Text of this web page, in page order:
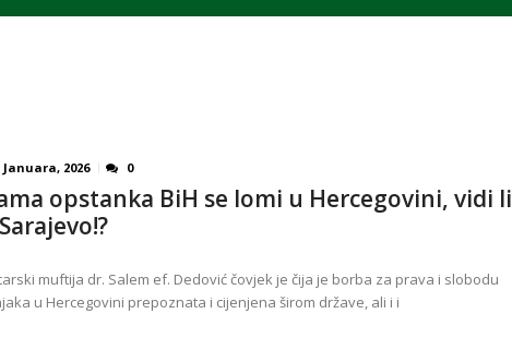
Januara, 2026 0
opstanka BiH se lomi u Hercegovini, vidi li
muftija dr. Salem ef. Dedović čovjek je čija je borba za prava i slobodu
u Hercegovini prepoznata i cijenjena širom države, ali i i